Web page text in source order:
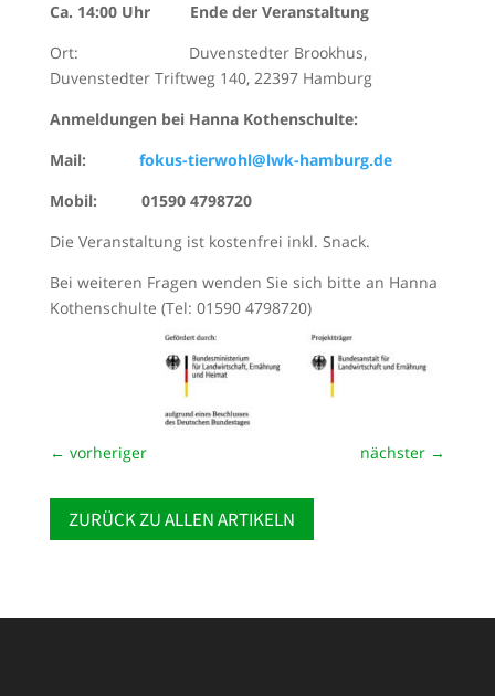
Ca. 14:00 Uhr Ende der Veranstaltung
Ort: Duvenstedter Brookhus,
Duvenstedter Triftweg 140, 22397 Hamburg
Anmeldungen bei Hanna Kothenschulte:
Mail:
fokus-tierwohl@lwk-hamburg.de
Mobil: 01590 4798720
Die Veranstaltung ist kostenfrei inkl. Snack.
Bei weiteren Fragen wenden Sie sich bitte an Hanna
Kothenschulte (Tel: 01590 4798720)
← vorheriger nächster →
ZURÜCK ZU ALLEN ARTIKELN